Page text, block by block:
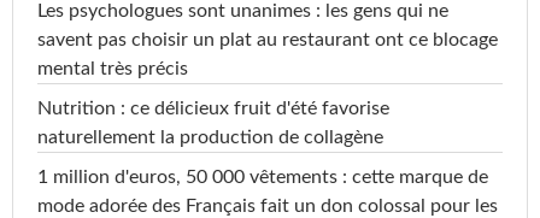
Les psychologues sont unanimes : les gens qui ne
savent pas choisir un plat au restaurant ont ce blocage
mental très précis
Nutrition : ce délicieux fruit d'été favorise
naturellement la production de collagène
1 million d'euros, 50 000 vêtements : cette marque de
mode adorée des Français fait un don colossal pour les